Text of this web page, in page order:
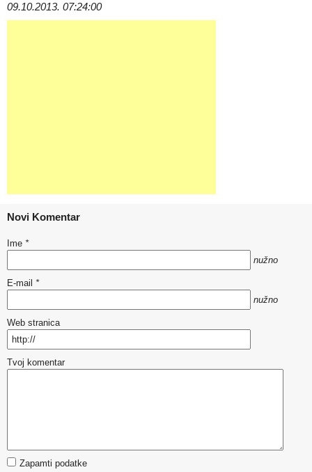
09.10.2013. 07:24:00
Novi Komentar
Ime *
nužno
E-mail *
nužno
Web stranica
Tvoj komentar
Zapamti podatke